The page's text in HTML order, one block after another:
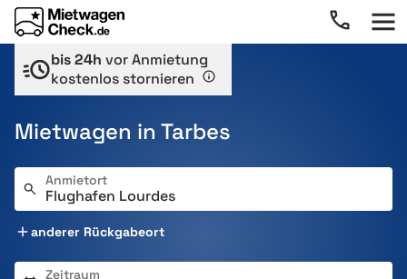
bis 24h vor Anmietung
kostenlos stornieren
Mietwagen in Tarbes
Anmietort
anderer Rückgabeort
Zeitraum